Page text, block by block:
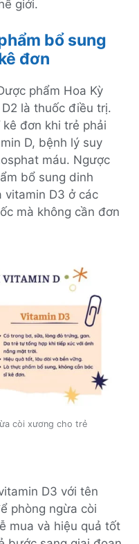
giới.
bổ sung
đơn
phẩm Hoa Kỳ
là thuốc điều trị.
đơn khi trẻ phải
D, bệnh lý suy
máu. Ngược
bổ sung dinh
vitamin D3 ở các
mà không cần đơn
còi xương cho trẻ
D3 với tên
phòng ngừa còi
mua và hiệu quả tốt